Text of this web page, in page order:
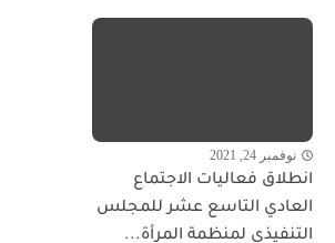
نوفمبر 24, 2021
انطلاق فعاليات الاجتماع
العادي التاسع عشر للمجلس
التنفيذي لمنظمة المرأة...